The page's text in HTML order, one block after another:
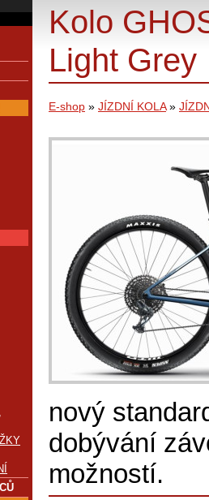
Kolo
Light Grey
E-shop » JÍZDNÍ KOLA»
nový
dobývání
možností.